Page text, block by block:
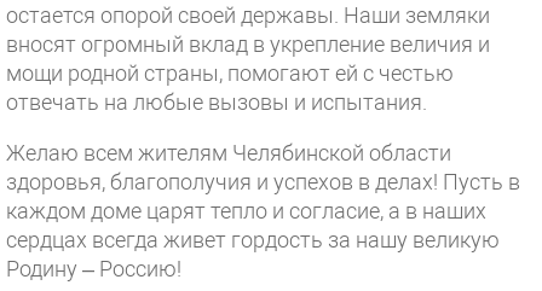
остается опорой своей державы. Наши земляки
вносят огромный вклад в укрепление величия и
мощи родной страны, помогают ей с честью
отвечать на любые вызовы и испытания.
Желаю всем жителям Челябинской области
здоровья, благополучия и успехов в делах! Пусть в
каждом доме царят тепло и согласие, а в наших
сердцах всегда живет гордость за нашу великую
Родину – Россию!